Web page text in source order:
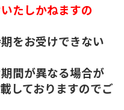
たしかねますの
をお受けできない
間が異なる場合が
しておりますのでご